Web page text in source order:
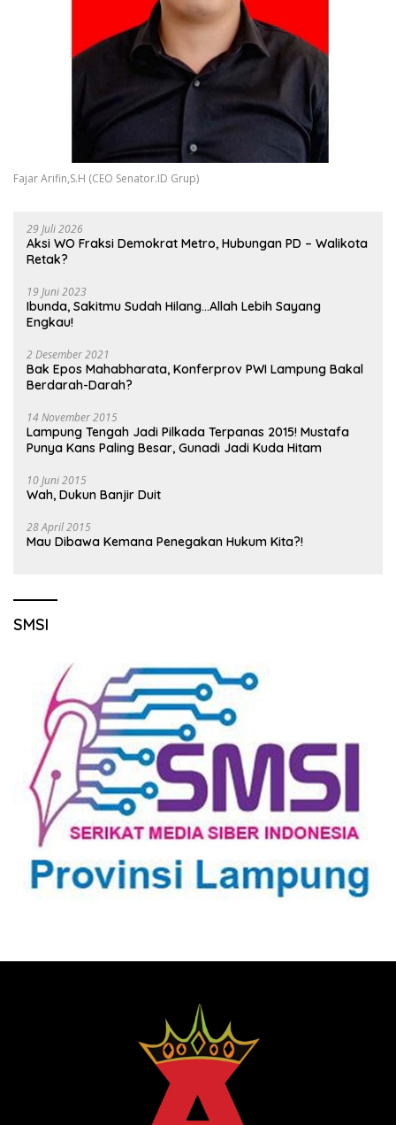
Fajar Arifin,S.H (CEO Senator.ID Grup)
29 Juli 2026
Aksi WO Fraksi Demokrat Metro, Hubungan PD – Walikota
Retak?
19 Juni 2023
Ibunda, Sakitmu Sudah Hilang…Allah Lebih Sayang
Engkau!
2 Desember 2021
Bak Epos Mahabharata, Konferprov PWI Lampung Bakal
Berdarah-Darah?
14 November 2015
Lampung Tengah Jadi Pilkada Terpanas 2015! Mustafa
Punya Kans Paling Besar, Gunadi Jadi Kuda Hitam
10 Juni 2015
Wah, Dukun Banjir Duit
28 April 2015
Mau Dibawa Kemana Penegakan Hukum Kita?!
SMSI